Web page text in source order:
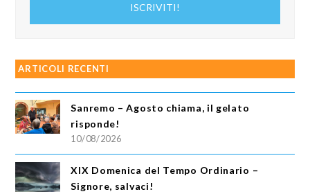
ISCRIVITI!
ARTICOLI RECENTI
Sanremo – Agosto chiama, il gelato
risponde!
10/08/2026
XIX Domenica del Tempo Ordinario –
Signore, salvaci!